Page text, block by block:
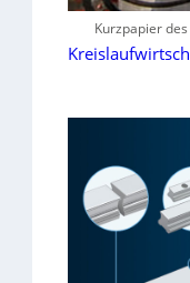
Kurzpapier des